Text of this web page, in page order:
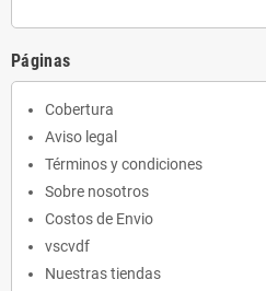
Páginas
Cobertura
Aviso legal
Términos y condiciones
Sobre nosotros
Costos de Envio
vscvdf
Nuestras tiendas